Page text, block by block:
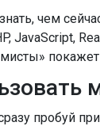
чем
JavaScript,
пробуй